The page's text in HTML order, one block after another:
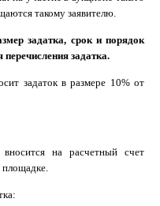
такому заявителю.
задатка, срок и порядок
перечисления задатка.
задаток в размере 10% от
на расчетный счет
площадке.